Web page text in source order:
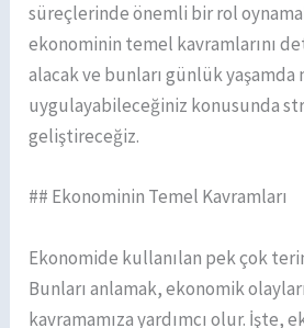
süreçlerinde önemli bir rol
ekonominin temel kavramlarını
alacak ve bunları günlük yaşamda
uygulayabileceğiniz konusunda
geliştireceğiz.
## Ekonominin Temel Kavramları
Ekonomide kullanılan pek çok
Bunları anlamak, ekonomik
kavramamıza yardımcı olur. İşte,